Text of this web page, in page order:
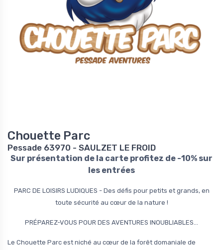
Chouette Parc
Pessade 63970 - SAULZET LE FROID
Sur présentation de la carte profitez de -10% sur
les entrées
PARC DE LOISIRS LUDIQUES - Des défis pour petits et grands, en
toute sécurité au cœur de la nature !
PRÉPAREZ-VOUS POUR DES AVENTURES INOUBLIABLES…
Le Chouette Parc est niché au cœur de la forêt domaniale de